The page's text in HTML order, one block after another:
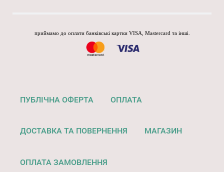
приймамо до оплати банківські картки VISA, Mastercard та інші.
ПУБЛІЧНА ОФЕРТА ОПЛАТА
ДОСТАВКА ТА ПОВЕРНЕННЯ МАГАЗИН
ОПЛАТА ЗАМОВЛЕННЯ